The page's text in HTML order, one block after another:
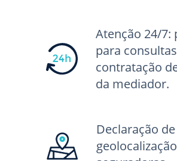
Atenção 24/7:
para
contratação
da mediador.
Declaração